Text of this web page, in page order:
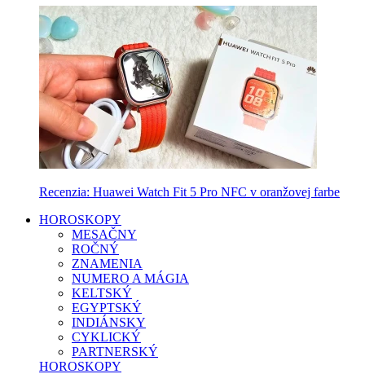
Recenzia: Huawei Watch Fit 5 Pro NFC v oranžovej farbe
HOROSKOPY
MESAČNY
ROČNÝ
ZNAMENIA
NUMERO A MÁGIA
KELTSKÝ
EGYPTSKÝ
INDIÁNSKY
CYKLICKÝ
PARTNERSKÝ
HOROSKOPY